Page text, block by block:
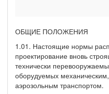
ОБЩИЕ ПОЛОЖЕНИЯ
1.01. Настоящие нормы
проектирование вновь
технически
оборудуемых
аэрозольным транспортом.